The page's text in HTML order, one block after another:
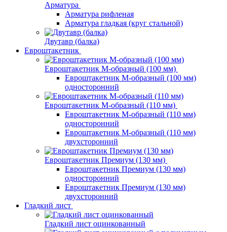
Арматура
Арматура рифленая
Арматура гладкая (круг стальной)
Двутавр (балка)
Евроштакетник
Евроштакетник М-образный (100 мм)
Евроштакетник М-образный (100 мм)
односторонний
Евроштакетник М-образный (110 мм)
Евроштакетник М-образный (110 мм)
односторонний
Евроштакетник М-образный (110 мм)
двухсторонний
Евроштакетник Премиум (130 мм)
Евроштакетник Премиум (130 мм)
односторонний
Евроштакетник Премиум (130 мм)
двухсторонний
Гладкий лист
Гладкий лист оцинкованный